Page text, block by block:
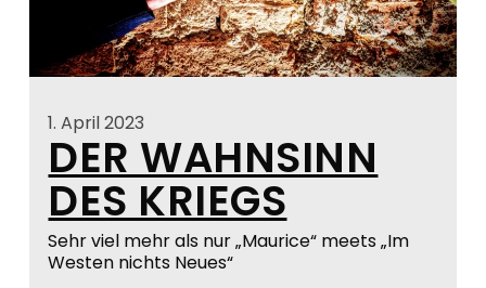
1. April 2023
DER WAHNSINN
DES KRIEGS
Sehr viel mehr als nur „Maurice“ meets „Im
Westen nichts Neues“